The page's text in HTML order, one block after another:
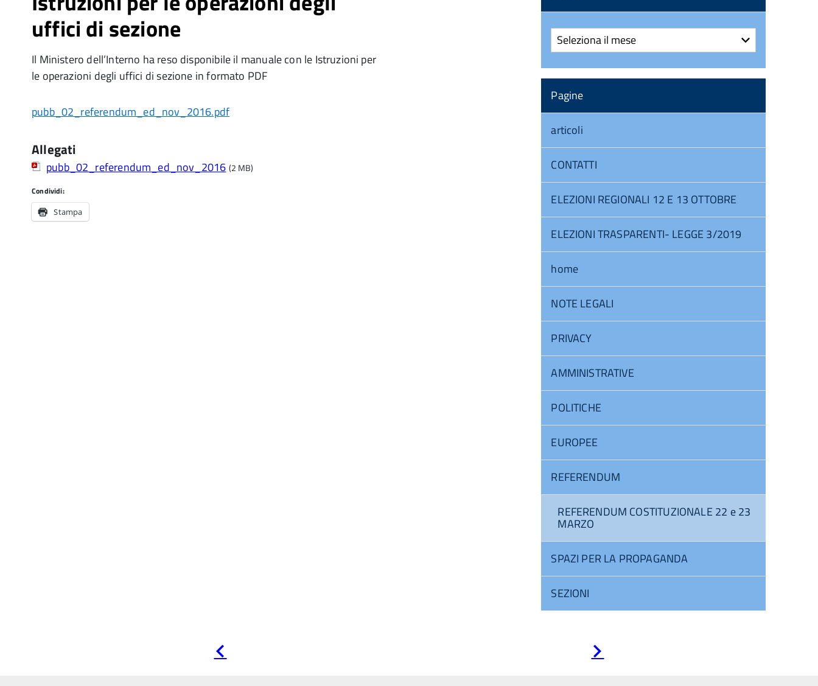
uffici di sezione
Il Ministero dell’Interno ha reso disponibile il manuale con le Istruzioni per
le operazioni degli uffici di sezione in formato PDF
pubb_02_referendum_ed_nov_2016.pdf
Allegati
pubb_02_referendum_ed_nov_2016 (2 MB)
Condividi:
Stampa
Archivi
Pagine
articoli
CONTATTI
ELEZIONI REGIONALI 12 E 13 OTTOBRE
ELEZIONI TRASPARENTI- LEGGE 3/2019
home
NOTE LEGALI
PRIVACY
AMMINISTRATIVE
POLITICHE
EUROPEE
REFERENDUM
REFERENDUM COSTITUZIONALE 22 e 23
MARZO
SPAZI PER LA PROPAGANDA
SEZIONI
precedente successiva